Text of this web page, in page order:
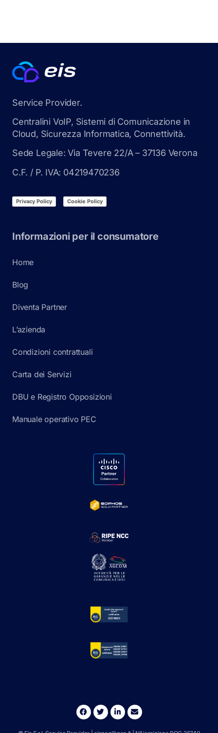
Service Provider.
Centralini VoIP, Sistemi di Comunicazione in
Cloud, Sicurezza Informatica, Connettività.
Sede Legale: Via Tevere 22/A – 37136 Verona
C.F. / P. IVA: 04219470236
Privacy Policy Cookie Policy
Informazioni per il consumatore
Home
Blog
Diventa Partner
L’azienda
Condizioni contrattuali
Carta dei Servizi
DBU e Registro Opposizioni
Manuale operativo PEC